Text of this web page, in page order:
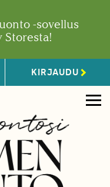
-sovellus
Storesta!
KIRJAUDU